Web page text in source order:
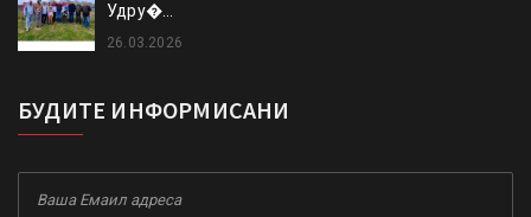
Удру�...
26.03.2026
БУДИТЕ ИНФОРМИСАНИ